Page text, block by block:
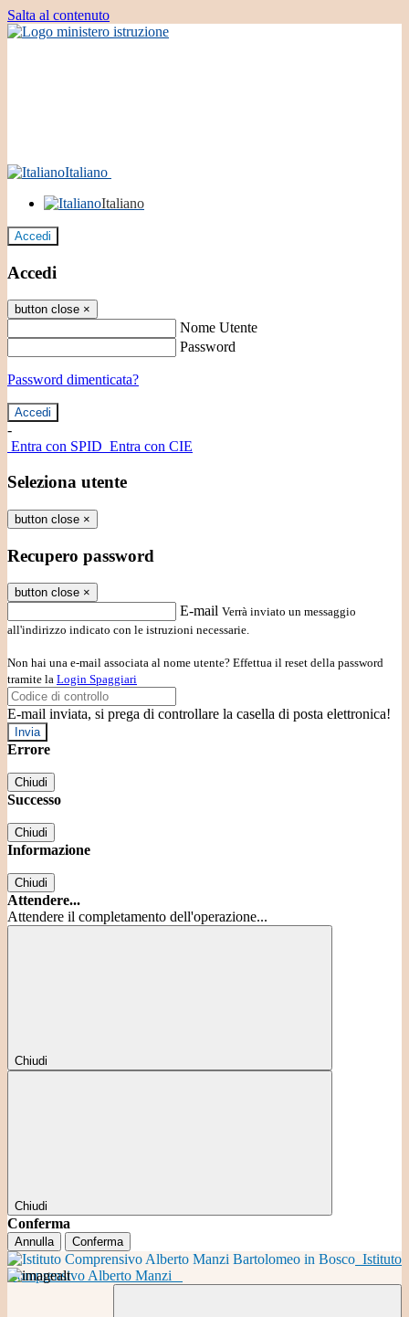
Salta al contenuto
Italiano
Italiano
Accedi
Accedi
button close ×
Nome Utente
Password
Password dimenticata?
-
Entra con SPID Entra con CIE
Seleziona utente
button close ×
Recupero password
button close ×
E-mail Verrà inviato un messaggio
all'indirizzo indicato con le istruzioni necessarie.
Non hai una e-mail associata al nome utente? Effettua il reset della password
tramite la Login Spaggiari
E-mail inviata, si prega di controllare la casella di posta elettronica!
Errore
Chiudi
Successo
Chiudi
Informazione
Chiudi
Attendere...
Attendere il completamento dell'operazione...
Chiudi
Chiudi
Conferma
Annulla Conferma
Istituto
Comprensivo Alberto Manzi